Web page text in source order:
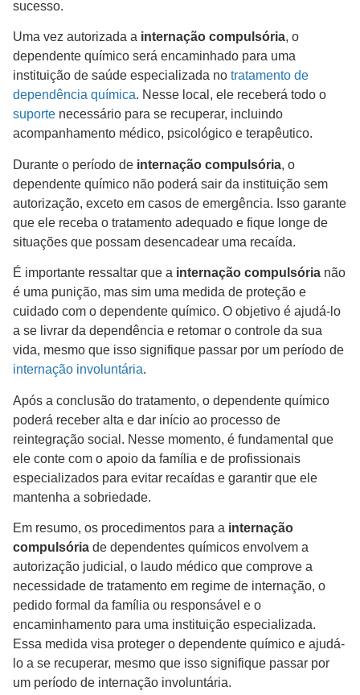
sucesso.
Uma vez autorizada a internação compulsória, o
dependente químico será encaminhado para uma
instituição de saúde especializada no tratamento de
dependência química. Nesse local, ele receberá todo o
suporte necessário para se recuperar, incluindo
acompanhamento médico, psicológico e terapêutico.
Durante o período de internação compulsória, o
dependente químico não poderá sair da instituição sem
autorização, exceto em casos de emergência. Isso garante
que ele receba o tratamento adequado e fique longe de
situações que possam desencadear uma recaída.
É importante ressaltar que a internação compulsória não
é uma punição, mas sim uma medida de proteção e
cuidado com o dependente químico. O objetivo é ajudá-lo
a se livrar da dependência e retomar o controle da sua
vida, mesmo que isso signifique passar por um período de
internação involuntária.
Após a conclusão do tratamento, o dependente químico
poderá receber alta e dar início ao processo de
reintegração social. Nesse momento, é fundamental que
ele conte com o apoio da família e de profissionais
especializados para evitar recaídas e garantir que ele
mantenha a sobriedade.
Em resumo, os procedimentos para a internação
compulsória de dependentes químicos envolvem a
autorização judicial, o laudo médico que comprove a
necessidade de tratamento em regime de internação, o
pedido formal da família ou responsável e o
encaminhamento para uma instituição especializada.
Essa medida visa proteger o dependente químico e ajudá-
lo a se recuperar, mesmo que isso signifique passar por
um período de internação involuntária.